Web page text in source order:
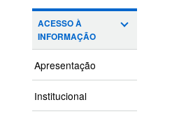
ACESSO À
INFORMAÇÃO
Apresentação
Institucional